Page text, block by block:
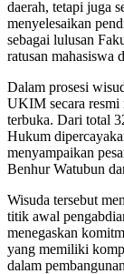
daerah, tetapi juga
menyelesaikan
sebagai lulusan
ratusan mahasiswa
Dalam prosesi
UKIM secara resmi
terbuka. Dari total
Hukum
menyampaikan
Benhur Watubun
Wisuda tersebut
titik awal
menegaskan
yang memiliki
dalam